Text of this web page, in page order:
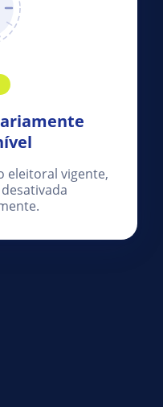
eleitoral vigente,